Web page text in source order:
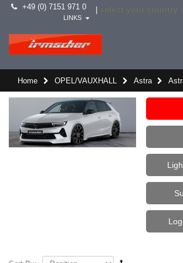
+49 (0) 7151 971 0 select your country --
LINKS
Home OPEL/VAUXHALL Astra